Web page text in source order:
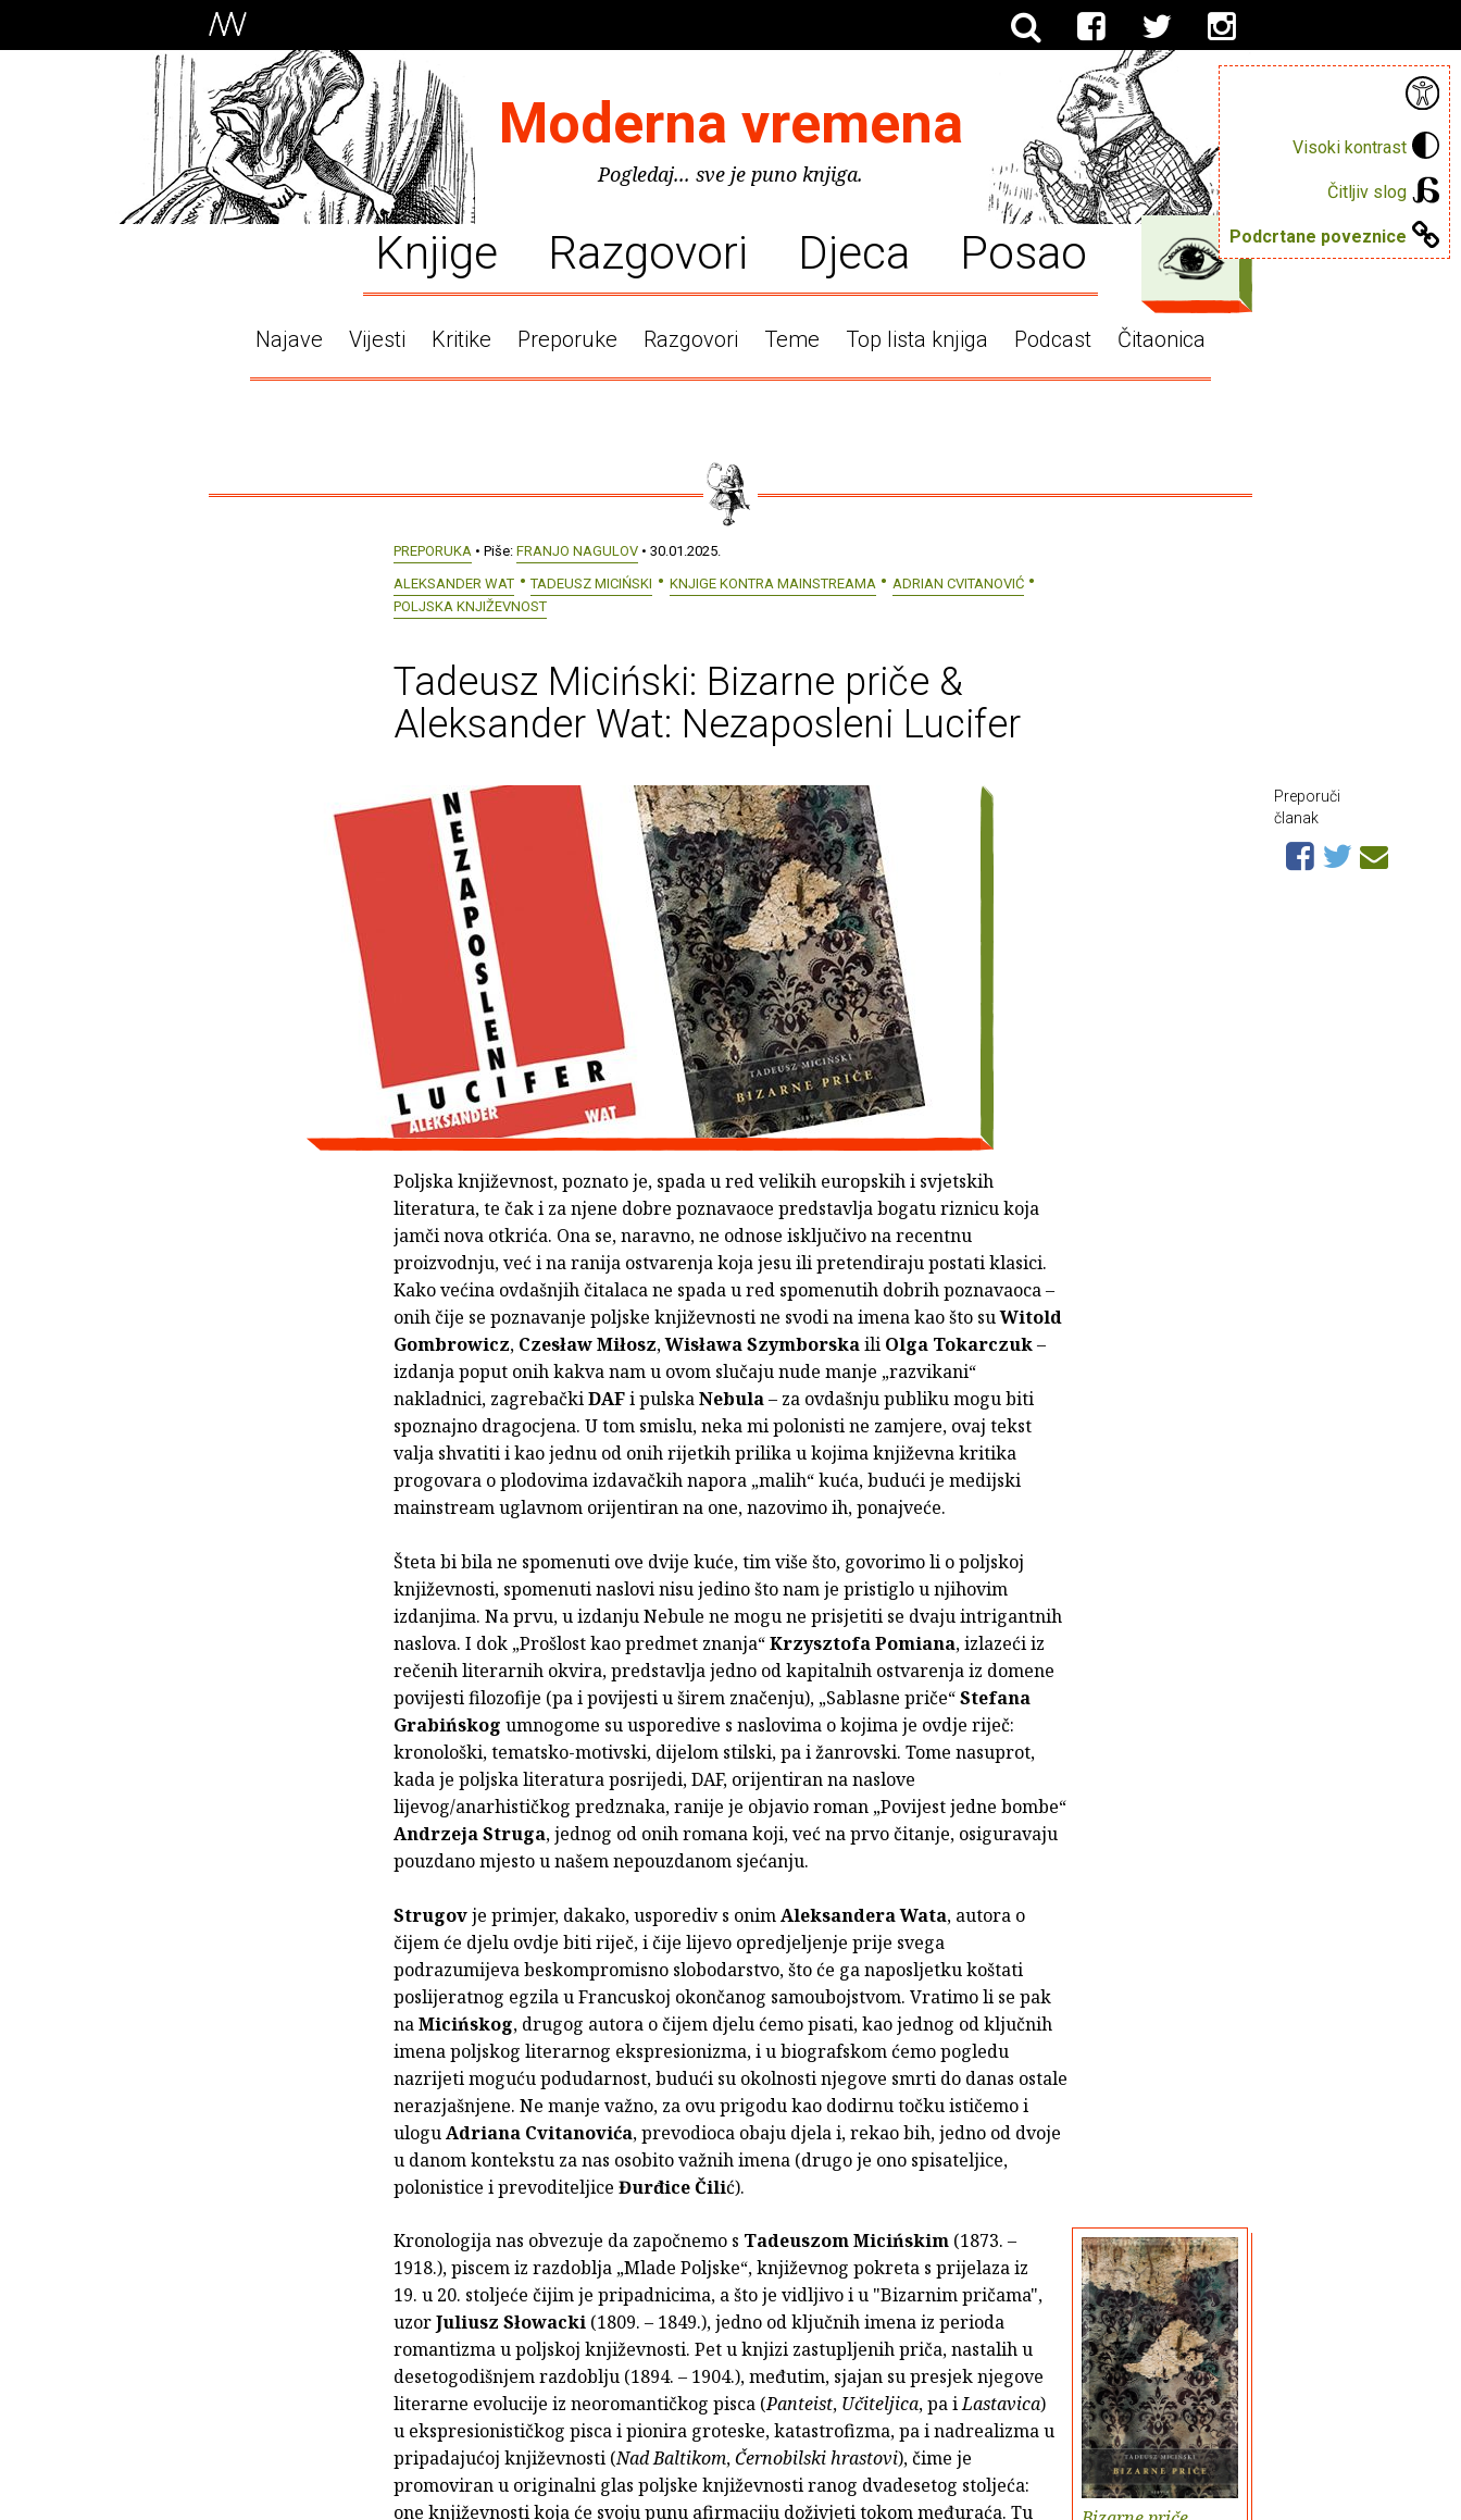
Visoki kontrast
Čitljiv slog
Podcrtane poveznice
Moderna vremena
Pogledaj... sve je puno knjiga.
Knjige Razgovori Djeca Posao
Najave Vijesti Kritike Preporuke Razgovori Teme Top lista knjiga Podcast Čitaonica
PREPORUKA • Piše: FRANJO NAGULOV • 30.01.2025.
ALEKSANDER WAT
TADEUSZ MICIŃSKI KNJIGE KONTRA MAINSTREAMA
ADRIAN CVITANOVIĆ
POLJSKA KNJIŽEVNOST
Tadeusz Miciński: Bizarne priče &
Aleksander Wat: Nezaposleni Lucifer
Poljska književnost, poznato je, spada u red velikih europskih i svjetskih
literatura, te čak i za njene dobre poznavaoce predstavlja bogatu riznicu koja
jamči nova otkrića. Ona se, naravno, ne odnose isključivo na recentnu
proizvodnju, već i na ranija ostvarenja koja jesu ili pretendiraju postati klasici.
Kako većina ovdašnjih čitalaca ne spada u red spomenutih dobrih poznavaoca –
onih čije se poznavanje poljske književnosti ne svodi na imena kao što suWitold
Gombrowicz, Czesław Miłosz,Wisława Szymborskaili Olga Tokarczuk–
izdanja poput onih kakva nam u ovom slučaju nude manje „razvikani“
nakladnici, zagrebačkiDAFi pulskaNebula– za ovdašnju publiku mogu biti
spoznajno dragocjena. U tom smislu, neka mi polonisti ne zamjere, ovaj tekst
valja shvatiti i kao jednu od onih rijetkih prilika u kojima književna kritika
progovara o plodovima izdavačkih napora „malih“ kuća, budući je medijski
mainstream uglavnom orijentiran na one, nazovimo ih, ponajveće.
Šteta bi bila ne spomenuti ove dvije kuće, tim više što, govorimo li o poljskoj
književnosti, spomenuti naslovi nisu jedino što nam je pristiglo u njihovim
izdanjima. Na prvu, u izdanju Nebule ne mogu ne prisjetiti se dvaju intrigantnih
naslova. I dok „Prošlost kao predmet znanja“Krzysztofa Pomiana, izlazeći iz
rečenih literarnih okvira, predstavlja jedno od kapitalnih ostvarenja iz domene
povijesti filozofije (pa i povijesti u širem značenju), „Sablasne priče“Stefana
Grabińskog umnogome su usporedive s naslovima o kojima je ovdje riječ:
kronološki, tematsko-motivski, dijelom stilski, pa i žanrovski. Tome nasuprot,
kada je poljska literatura posrijedi, DAF, orijentiran na naslove
lijevog/anarhističkog predznaka, ranije je objavio roman „Povijest jedne bombe“
Andrzeja Struga, jednog od onih romana koji, već na prvo čitanje, osiguravaju
pouzdano mjesto u našem nepouzdanom sjećanju.
Strugovje primjer, dakako, usporediv s onimAleksandera Wata, autora o
čijem će djelu ovdje biti riječ, i čije lijevo opredjeljenje prije svega
podrazumijeva beskompromisno slobodarstvo, što će ga naposljetku koštati
poslijeratnog egzila u Francuskoj okončanog samoubojstvom. Vratimo li se pak
naMicińskog, drugog autora o čijem djelu ćemo pisati, kao jednog od ključnih
imena poljskog literarnog ekspresionizma, i u biografskom ćemo pogledu
nazrijeti moguću podudarnost, budući su okolnosti njegove smrti do danas ostale
nerazjašnjene. Ne manje važno, za ovu prigodu kao dodirnu točku ističemo i
uloguAdriana Cvitanovića, prevodioca obaju djela i, rekao bih, jedno od dvoje
u danom kontekstu za nas osobito važnih imena (drugo je ono spisateljice,
polonistice i prevoditeljice Đurđice Čilić).
Kronologija nas obvezuje da započnemo s Tadeuszom Micińskim (1873. –
1918.), piscem iz razdoblja „Mlade Poljske“, književnog pokreta s prijelaza iz
19. u 20. stoljeće čijim je pripadnicima, a što je vidljivo i u "Bizarnim pričama",
uzorJuliusz Słowacki (1809. – 1849.), jedno od ključnih imena iz perioda
romantizma u poljskoj književnosti. Pet u knjizi zastupljenih priča, nastalih u
desetogodišnjem razdoblju (1894. – 1904.), međutim, sjajan su presjek njegove
literarne evolucije iz neoromantičkog pisca (Panteist, Učiteljica, pa iLastavica)
u ekspresionističkog pisca i pionira groteske, katastrofizma, pa i nadrealizma u
pripadajućoj književnosti (Nad Baltikom,Černobilski hrastovi), čime je
promoviran u originalni glas poljske književnosti ranog dvadesetog stoljeća:
one književnosti koja će svoju punu afirmaciju doživjeti tokom međuraća. Tu
Preporuči
članak